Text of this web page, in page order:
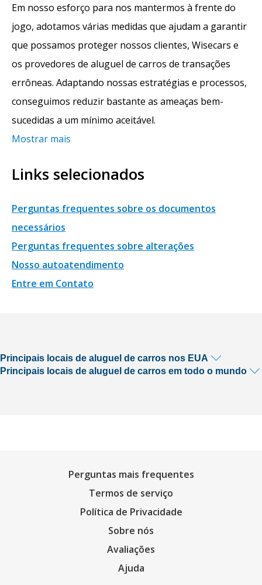
Em nosso esforço para nos mantermos à frente do
jogo, adotamos várias medidas que ajudam a garantir
que possamos proteger nossos clientes, Wisecars e
os provedores de aluguel de carros de transações
errôneas. Adaptando nossas estratégias e processos,
conseguimos reduzir bastante as ameaças bem-
sucedidas a um mínimo aceitável.
Mostrar mais
Links selecionados
Perguntas frequentes sobre os documentos
necessários
Perguntas frequentes sobre alterações
Nosso autoatendimento
Entre em Contato
Principais locais de aluguel de carros nos EUA
Principais locais de aluguel de carros em todo o mundo
Perguntas mais frequentes
Termos de serviço
Política de Privacidade
Sobre nós
Avaliações
Ajuda